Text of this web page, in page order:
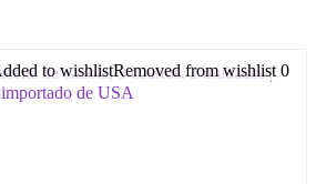
to wishlistRemoved from wishlist 0